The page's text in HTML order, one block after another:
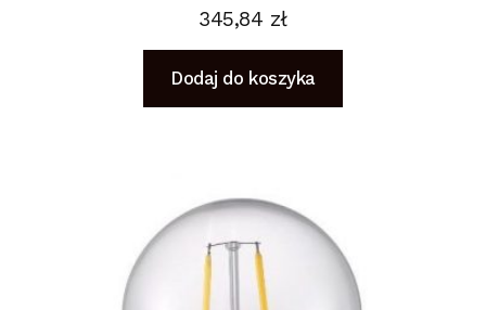
345,84 zł
Dodaj do koszyka